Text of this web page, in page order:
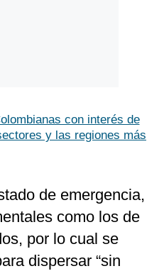
con interés de
y las regiones más
de emergencia,
como los de
por lo cual se
dispersar “sin